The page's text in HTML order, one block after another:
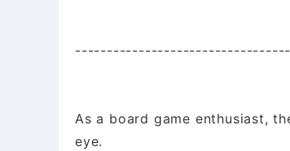
As a board game enthusiast,
eye.